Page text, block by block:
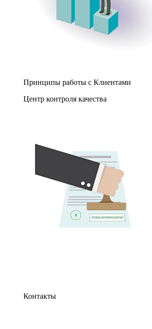
Принципы работы с Клиентами
Центр контроля качества
Контакты